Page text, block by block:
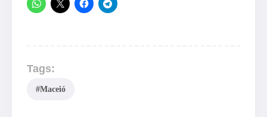
Tags:
#Maceió